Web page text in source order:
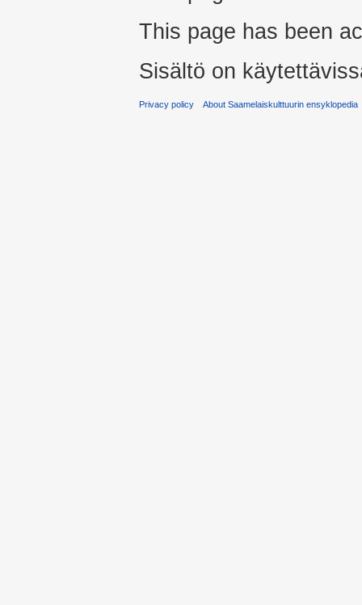
This page has been
Sisältö on
Privacy policy About Saamelaiskulttuurin ensyklopedia